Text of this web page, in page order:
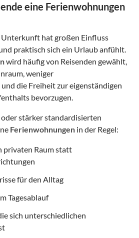
eine Ferienwohnungen
hat großen Einfluss
praktisch sich ein Urlaub anfühlt.
wird häufig von Reisenden gewählt,
weniger
die Freiheit zur eigenständigen
bevorzugen.
stärker standardisierten
Ferienwohnungen in der Regel:
privaten Raum statt
für den Alltag
Tagesablauf
sich unterschiedlichen